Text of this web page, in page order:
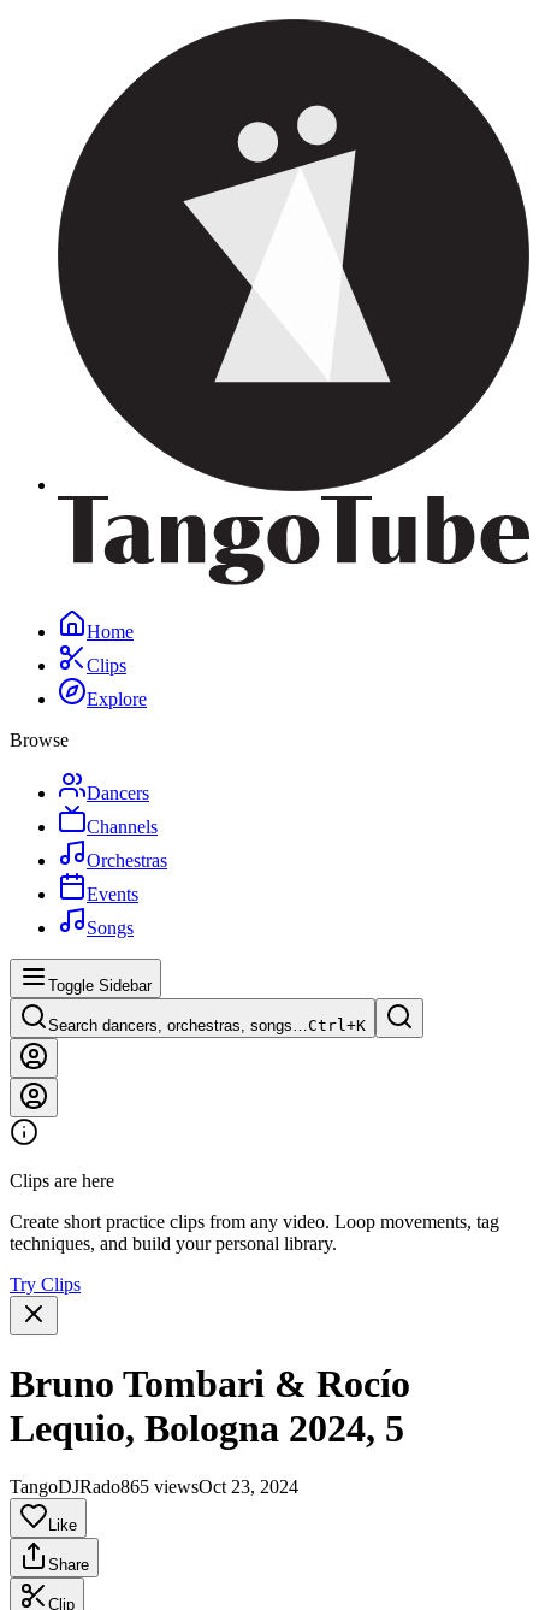
Home
Clips
Explore
Browse
Dancers
Channels
Orchestras
Events
Songs
Toggle Sidebar
Search dancers, orchestras, songs…Ctrl+K
Clips are here
Create short practice clips from any video. Loop movements, tag
techniques, and build your personal library.
Try Clips
Bruno Tombari & Rocío
Lequio, Bologna 2024, 5
TangoDJRado865 viewsOct 23, 2024
Like
Share
Clip